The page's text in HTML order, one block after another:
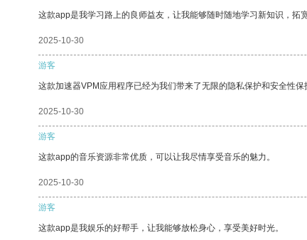
这款app是我学习路上的良师益友，让我能够随时随地学习新知识，拓宽
2025-10-30
游客
这款加速器VPM应用程序已经为我们带来了无限的隐私保护和安全性保
2025-10-30
游客
这款app的音乐资源非常优质，可以让我尽情享受音乐的魅力。
2025-10-30
游客
这款app是我娱乐的好帮手，让我能够放松身心，享受美好时光。